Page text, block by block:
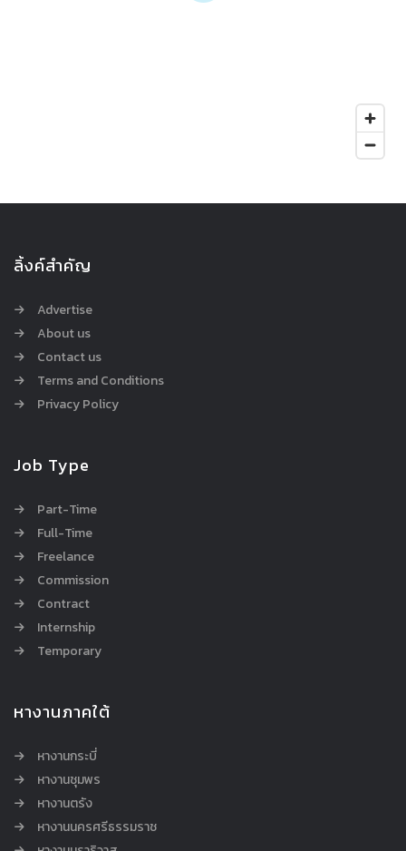
ลิ้งค์สำคัญ
Advertise
About us
Contact us
Terms and Conditions
Privacy Policy
Job Type
Part-Time
Full-Time
Freelance
Commission
Contract
Internship
Temporary
หางานภาคใต้
หางานกระบี่
หางานชุมพร
หางานตรัง
หางานนครศรีธรรมราช